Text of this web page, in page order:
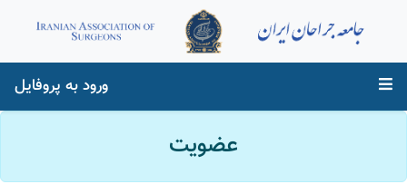
ورود به پروفایل
عضویت